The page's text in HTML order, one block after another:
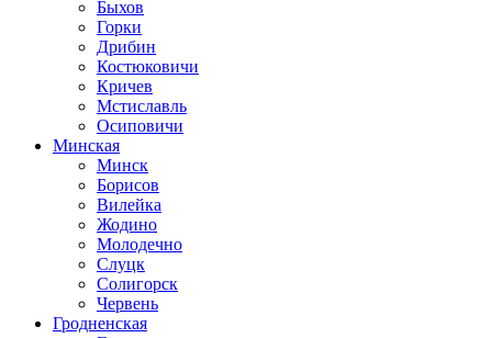
Быхов
Горки
Дрибин
Костюковичи
Кричев
Мстиславль
Осиповичи
Минская
Минск
Борисов
Вилейка
Жодино
Молодечно
Слуцк
Солигорск
Червень
Гродненская